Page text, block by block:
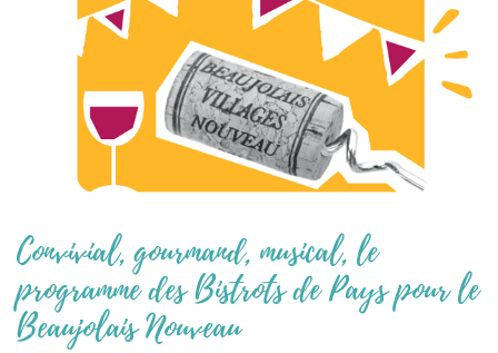
Convivial, gourmand, musical, le
programme des Bistrots de Pays pour le
Beaujolais Nouveau